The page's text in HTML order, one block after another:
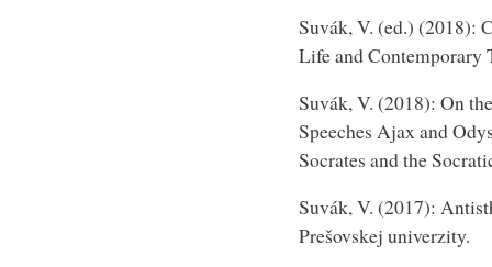
Suvák, V. (ed.) (2018):
Life and
Suvák, V. (2018): On
Speeches Ajax and
Socrates and the
Suvák, V. (2017):
Prešovskej univerzity.